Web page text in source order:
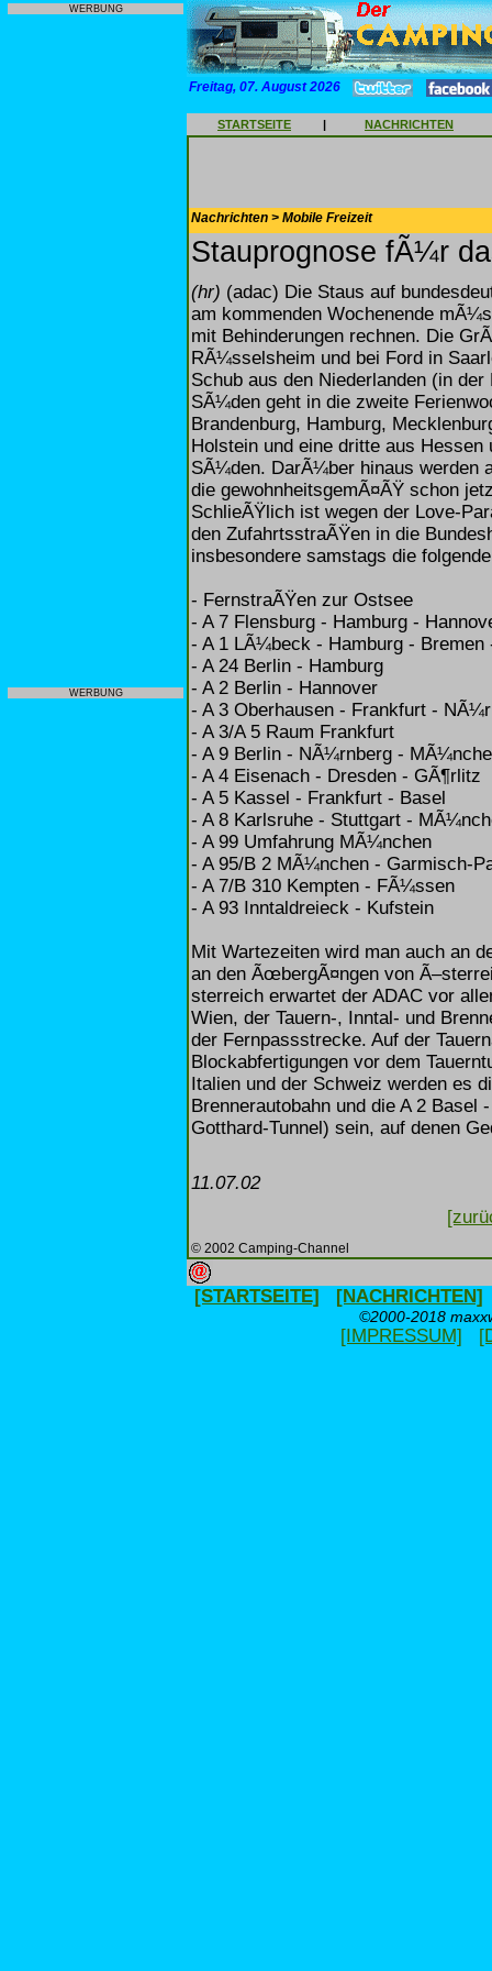
WERBUNG
WERBUNG
Freitag, 07. August 2026
STARTSEITE | NACHRICHTEN
Nachrichten > Mobile Freizeit
Stauprognose fÃ¼r
(hr) (adac) Die Staus auf
am kommenden Wochenende
mit Behinderungen rechnen. Die
RÃ¼sselsheim und bei Ford in
Schub aus den Niederlanden (in
SÃ¼den geht in die zweite
Brandenburg, Hamburg,
Holstein und eine dritte aus
SÃ¼den. DarÃ¼ber hinaus werden
die gewohnheitsgemÃ¤ÃŸ schon
SchlieÃŸlich ist wegen der Love-
den ZufahrtsstraÃŸen in die
insbesondere samstags die
- FernstraÃŸen zur Ostsee
- A 7 Flensburg - Hamburg -
- A 1 LÃ¼beck - Hamburg - Bremen
- A 24 Berlin - Hamburg
- A 2 Berlin - Hannover
- A 3 Oberhausen - Frankfurt -
- A 3/A 5 Raum Frankfurt
- A 9 Berlin - NÃ¼rnberg -
- A 4 Eisenach - Dresden - GÃ¶rlitz
- A 5 Kassel - Frankfurt - Basel
- A 8 Karlsruhe - Stuttgart -
- A 99 Umfahrung MÃ¼nchen
- A 95/B 2 MÃ¼nchen - Garmisch-
- A 7/B 310 Kempten - FÃ¼ssen
- A 93 Inntaldreieck - Kufstein
Mit Wartezeiten wird man auch an
an den ÃœbergÃ¤ngen von
sterreich erwartet der ADAC vor
Wien, der Tauern-, Inntal- und
der Fernpassstrecke. Auf der
Blockabfertigungen vor dem
Italien und der Schweiz werden es
Brennerautobahn und die A 2
Gotthard-Tunnel) sein, auf denen
11.07.02
© 2002 Camping-Channel
[STARTSEITE] [NACHRICHTEN]
©2000-2018
[IMPRESSUM]